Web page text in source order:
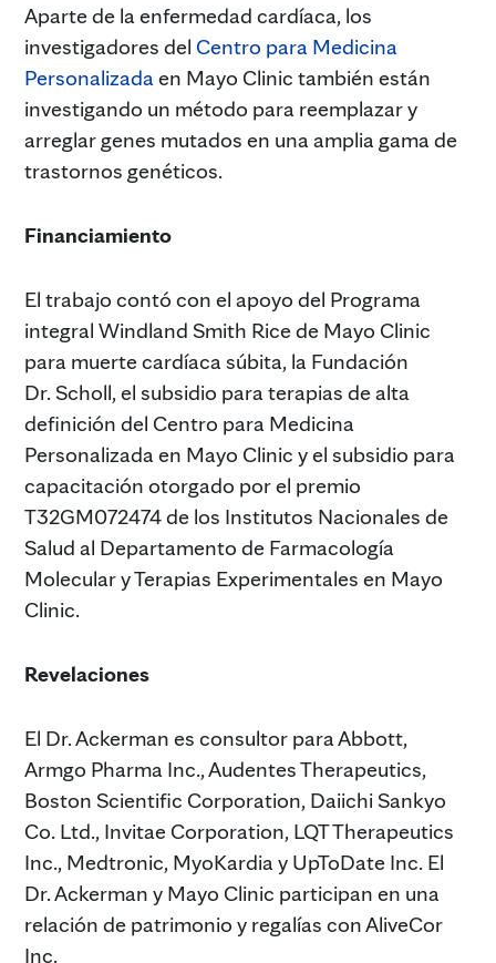
Aparte de la enfermedad cardíaca, los
investigadores del Centro para Medicina
Personalizadaen Mayo Clinic también están
investigando un método para reemplazar y
arreglar genes mutados en una amplia gama de
trastornos genéticos.
Financiamiento
El trabajo contó con el apoyo del Programa
integral Windland Smith Rice de Mayo Clinic
para muerte cardíaca súbita, la Fundación
Dr. Scholl, el subsidio para terapias de alta
definición del Centro para Medicina
Personalizada en Mayo Clinic y el subsidio para
capacitación otorgado por el premio
T32GM072474 de los Institutos Nacionales de
Salud al Departamento de Farmacología
Molecular y Terapias Experimentales en Mayo
Clinic.
Revelaciones
El Dr. Ackerman es consultor para Abbott,
Armgo Pharma Inc., Audentes Therapeutics,
Boston Scientific Corporation, Daiichi Sankyo
Co. Ltd., Invitae Corporation, LQT Therapeutics
Inc., Medtronic, MyoKardia y UpToDate Inc. El
Dr. Ackerman y Mayo Clinic participan en una
relación de patrimonio y regalías con AliveCor
Inc.